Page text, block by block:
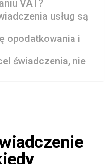
VAT?
usług są
opodatkowania i
świadczenia, nie